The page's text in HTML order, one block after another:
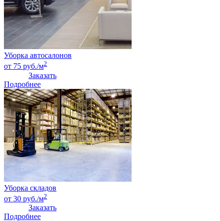
Уборка автосалонов
от 75 руб./м2
Заказать
Подробнее
Уборка складов
от 30 руб./м2
Заказать
Подробнее